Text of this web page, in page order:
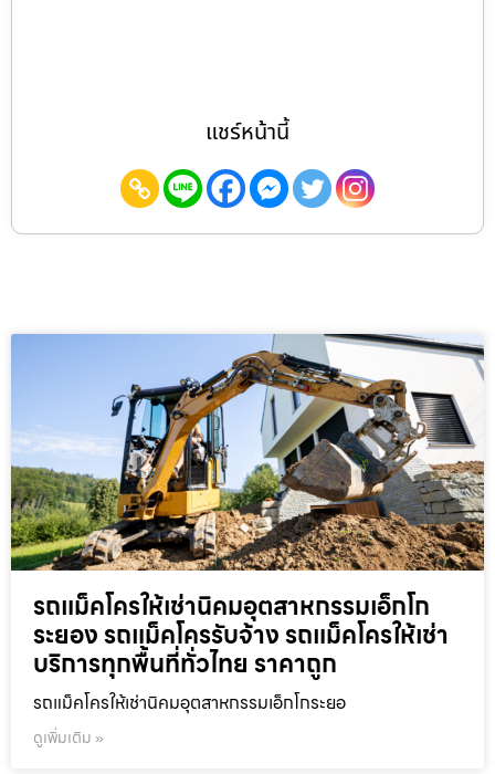
แชร์หน้านี้
รถแม็คโครให้เช่านิคมอุตสาหกรรมเอ็กโก
ระยอง รถแม็คโครรับจ้าง รถแม็คโครให้เช่า
บริการทุกพื้นที่ทั่วไทย ราคาถูก
รถแม็คโครให้เช่านิคมอุตสาหกรรมเอ็กโกระยอ
ดูเพิ่มเติม »